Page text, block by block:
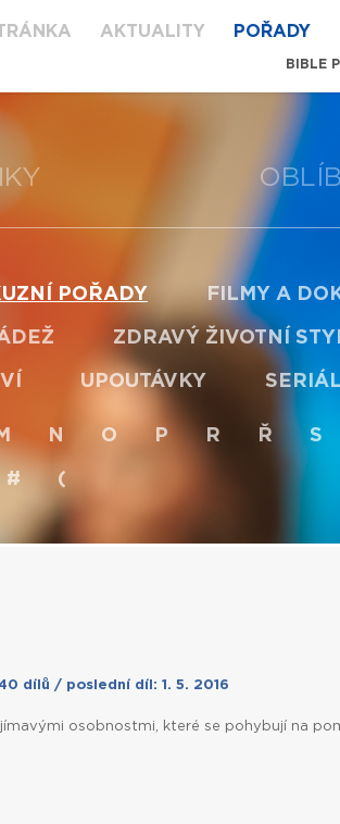
AKTUALITY POŘADY
BIBLE
POŘADY FILMY A
ZDRAVÝ ŽIVOTNÍ
UPOUTÁVKY
N O P R Ř S
# (
dílů / poslední díl: 1. 5. 2016
osobnostmi, které se pohybují na